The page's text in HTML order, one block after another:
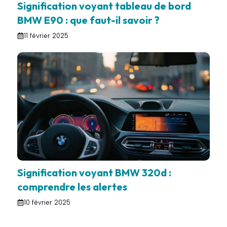
Signification voyant tableau de bord
BMW E90 : que faut-il savoir ?
11 février 2025
Signification voyant BMW 320d :
comprendre les alertes
10 février 2025